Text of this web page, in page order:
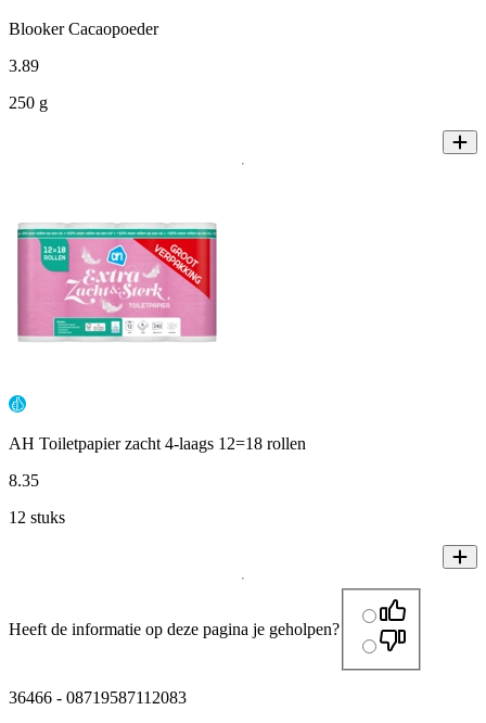
Blooker Cacaopoeder
3.89
250 g
AH Toiletpapier zacht 4-laags 12=18 rollen
8.35
12 stuks
Heeft de informatie op deze pagina je geholpen?
36466 - 08719587112083